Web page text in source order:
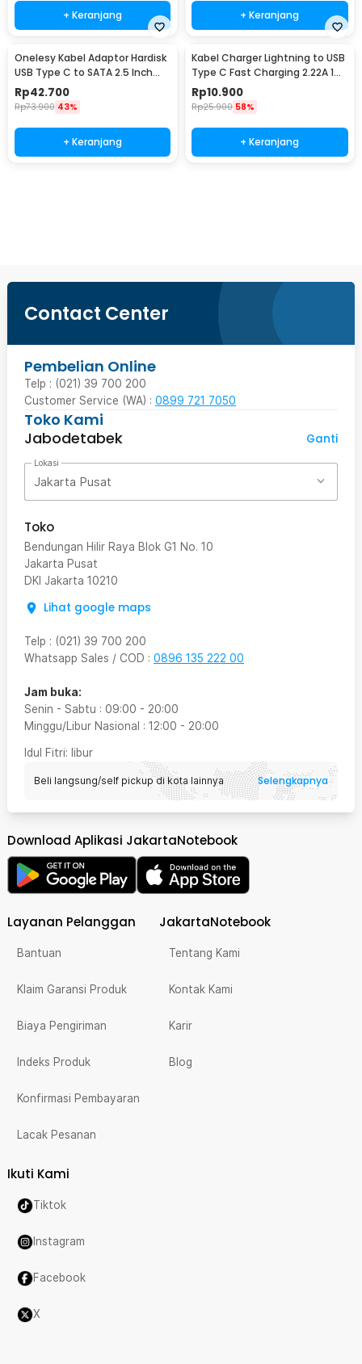
+ Keranjang + Keranjang
Onelesy Kabel Adaptor Hardisk
USB Type C to SATA 2.5 Inch
Support 5G - ONUSBC
Rp42.700
Rp73.900 43%
+ Keranjang
Kabel Charger Lightning to USB
Type C Fast Charging 2.22A 1M
- V12
Rp10.900
Rp25.900 58%
+ Keranjang
Contact Center
Pembelian Online
Telp : (021) 39 700 200
Customer Service (WA) : 0899 721 7050
Toko Kami
Jabodetabek
Ganti
Lokasi
Jakarta Pusat
Toko
Bendungan Hilir Raya Blok G1 No. 10
Jakarta Pusat
DKI Jakarta 10210
Lihat google maps
Telp : (021) 39 700 200
Whatsapp Sales / COD : 0896 135 222 00
Jam buka:
Senin - Sabtu : 09:00 - 20:00
Minggu/Libur Nasional : 12:00 - 20:00
Idul Fitri: libur
Beli langsung/self pickup di kota lainnya Selengkapnya
Download Aplikasi JakartaNotebook
Layanan Pelanggan
Bantuan
Klaim Garansi Produk
Biaya Pengiriman
Indeks Produk
Konfirmasi Pembayaran
Lacak Pesanan
JakartaNotebook
Tentang Kami
Kontak Kami
Karir
Blog
Ikuti Kami
Tiktok
Instagram
Facebook
X